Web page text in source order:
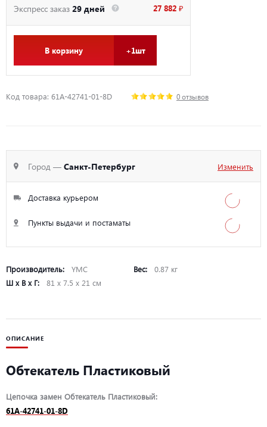
Экспресс заказ 29 дней 27 882 ₽
В корзину +1шт
Код товара: 61A-42741-01-8D 0 отзывов
Город — Санкт-Петербург Изменить
Доставка курьером
Пункты выдачи и постаматы
Производитель: YMC Вес:
0.87 кг
Ш х В х Г:
81 х 7.5 х 21 см
ОПИСАНИЕ
Обтекатель Пластиковый
Цепочка замен Обтекатель Пластиковый:
61A-42741-01-8D